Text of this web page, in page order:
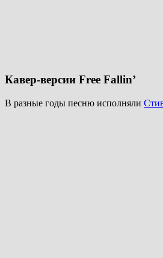
Кавер-версии Free Fallin’
В разные годы песню исполняли